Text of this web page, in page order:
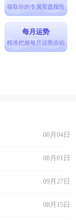
领取你的专属星盘报告
每月运势
精准把握每月运势吉凶
08月04日
08月01日
09月27日
08月15日